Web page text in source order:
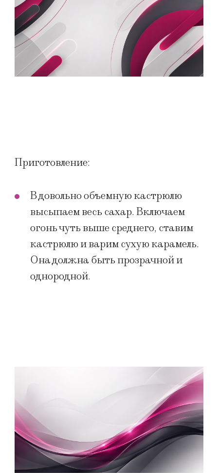
Приготовление:
В довольно объемную кастрюлю
высыпаем весь сахар. Включаем
огонь чуть выше среднего, ставим
кастрюлю и варим сухую карамель.
Она должна быть прозрачной и
однородной.